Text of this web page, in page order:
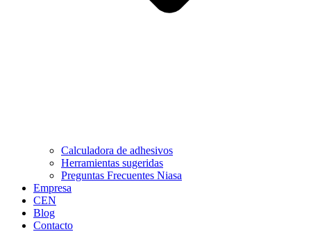
Calculadora de adhesivos
Herramientas sugeridas
Preguntas Frecuentes Niasa
Empresa
CEN
Blog
Contacto